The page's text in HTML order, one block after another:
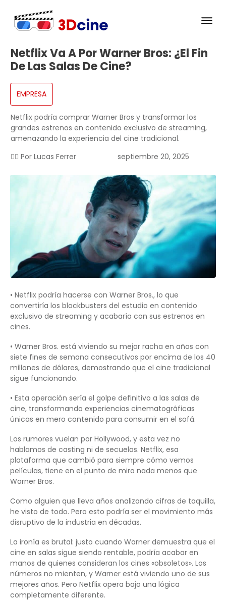
Netflix Va A Por Warner Bros: ¿el Fin
De Las Salas De Cine?
EMPRESA
Netflix podría comprar Warner Bros y transformar los
grandes estrenos en contenido exclusivo de streaming,
amenazando la experiencia del cine tradicional.
✍🏻 Por Lucas Ferrer septiembre 20, 2025
• Netflix podría hacerse con Warner Bros., lo que
convertiría los blockbusters del estudio en contenido
exclusivo de streaming y acabaría con sus estrenos en
cines.
• Warner Bros. está viviendo su mejor racha en años con
siete fines de semana consecutivos por encima de los 40
millones de dólares, demostrando que el cine tradicional
sigue funcionando.
• Esta operación sería el golpe definitivo a las salas de
cine, transformando experiencias cinematográficas
únicas en mero contenido para consumir en el sofá.
Los rumores vuelan por Hollywood, y esta vez no
hablamos de casting ni de secuelas. Netflix, esa
plataforma que cambió para siempre cómo vemos
películas, tiene en el punto de mira nada menos que
Warner Bros.
Como alguien que lleva años analizando cifras de taquilla,
he visto de todo. Pero esto podría ser el movimiento más
disruptivo de la industria en décadas.
La ironía es brutal: justo cuando Warner demuestra que el
cine en salas sigue siendo rentable, podría acabar en
manos de quienes consideran los cines «obsoletos». Los
números no mienten, y Warner está viviendo uno de sus
mejores años. Pero Netflix opera bajo una lógica
completamente diferente.